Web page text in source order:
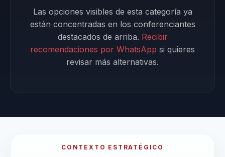
Las opciones visibles de esta categoría ya
están concentradas en los conferenciantes
destacados de arriba. Recibir
recomendaciones por WhatsApp si quieres
revisar más alternativas.
CONTEXTO ESTRATÉGICO